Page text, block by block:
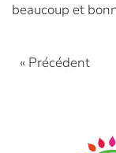
beaucoup et
« Précédent